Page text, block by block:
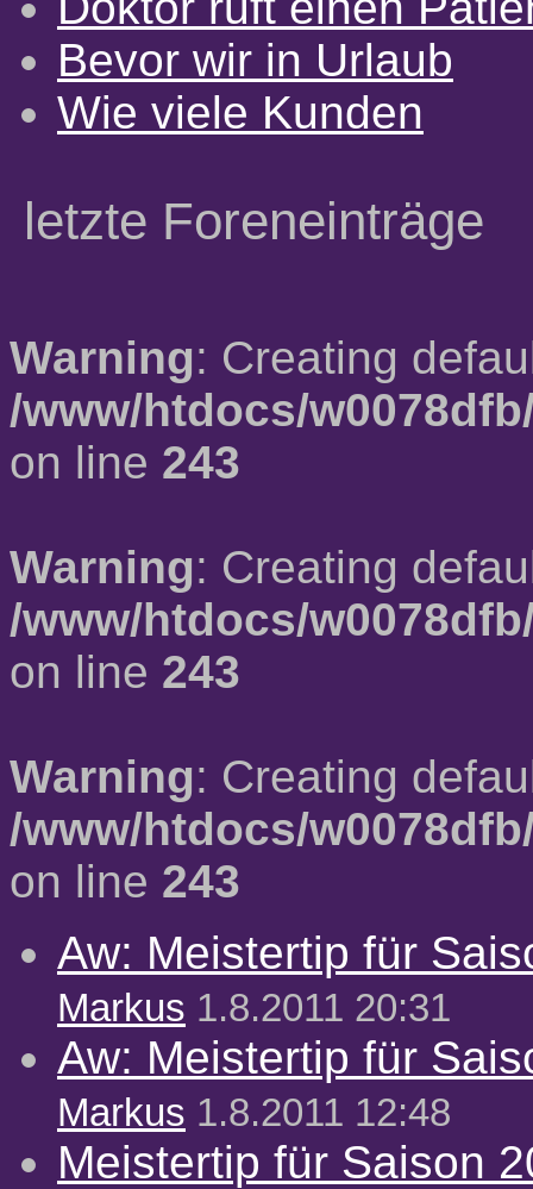
Bevor wir in Urlaub
Wie viele Kunden
letzte Foreneinträge
Warning: Creating
/www/htdocs/
on line 243
Warning: Creating
/www/htdocs/
on line 243
Warning: Creating
/www/htdocs/
on line 243
Aw: Meistertip für
Markus 1.8.2011 20:31
Aw: Meistertip für
Markus 1.8.2011 12:48
Meistertip für Saison